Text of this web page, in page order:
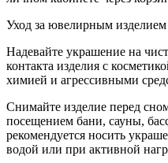
Уход за ювелирным изделием
Надевайте украшение на
контакта изделия с
химией и агрессивными
Снимайте изделие перед
посещением бани, сауны,
рекомендуется носить
водой или при активной